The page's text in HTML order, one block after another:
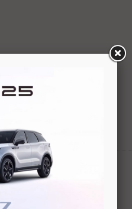
adaptacyjny